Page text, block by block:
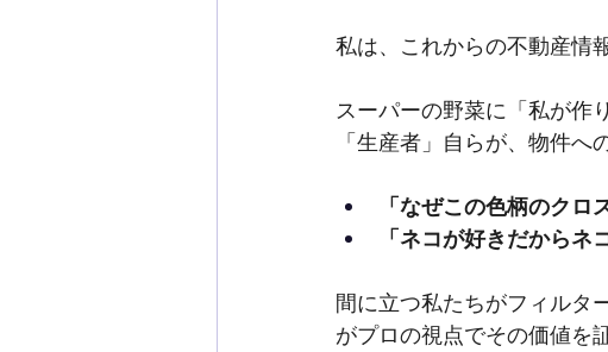
私は、これからの不動産情
スーパーの野菜に「私が作
「生産者」自らが、物件へ
「なぜこの色柄のクロ
「ネコが好きだからネ
間に立つ私たちがフィルタ
がプロの視点でその価値を